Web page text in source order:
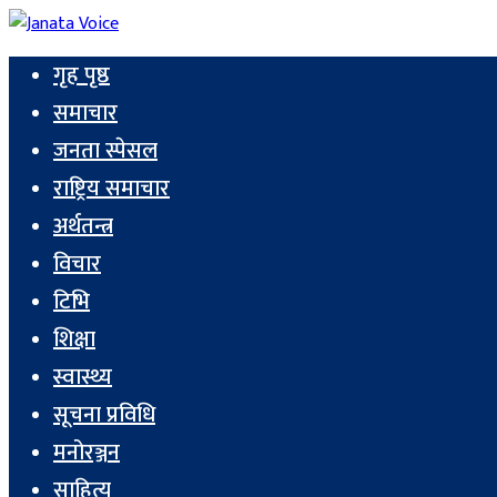
गृह पृष्ठ
समाचार
जनता स्पेसल
राष्ट्रिय समाचार
अर्थतन्त्र
विचार
टिभि
शिक्षा
स्वास्थ्य
सूचना प्रविधि
मनोरञ्जन